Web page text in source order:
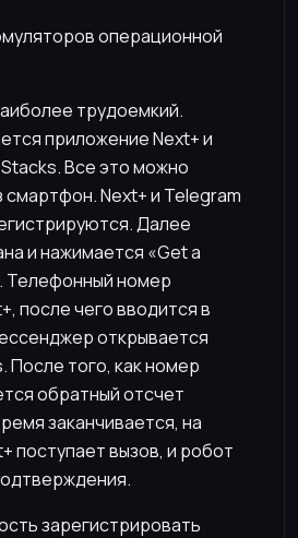
операционной
трудоемкий.
приложение Next+ и
Все это можно
смартфон. Next+ и Telegram
Далее
и нажимается «Get a
Телефонный номер
после чего вводится в
открывается
После того, как номер
обратный отсчет
заканчивается, на
поступает вызов, и робот
зарегистрировать